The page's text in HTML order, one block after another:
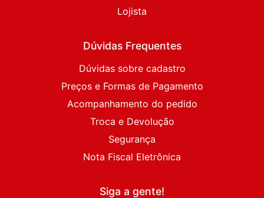
Lojista
Dúvidas Frequentes
Dúvidas sobre cadastro
Preços e Formas de Pagamento
Acompanhamento do pedido
Troca e Devolução
Segurança
Nota Fiscal Eletrônica
Siga a gente!